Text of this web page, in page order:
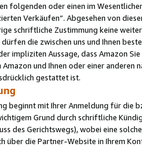
folgenden oder einen im
Verkäufen“. Abgesehen von
schriftliche Zustimmung keine
die zwischen uns und Ihnen
impliziten Aussage, dass Amazon
und Ihnen oder einer
gestattet ist.
beginnt mit Ihrer Anmeldung für die
Grund durch schriftliche
des Gerichtswegs), wobei eine
über die Partner-Website in Ihrem